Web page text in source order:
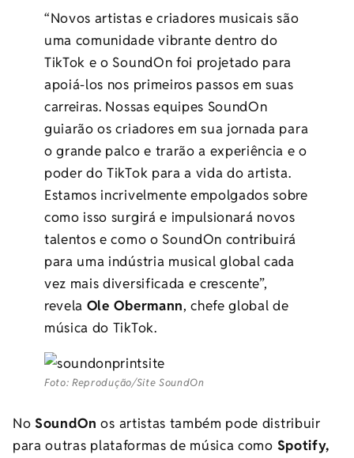
“Novos artistas e criadores musicais são
uma comunidade vibrante dentro do
TikTok e o SoundOn foi projetado para
apoiá-los nos primeiros passos em suas
carreiras. Nossas equipes SoundOn
guiarão os criadores em sua jornada para
o grande palco e trarão a experiência e o
poder do TikTok para a vida do artista.
Estamos incrivelmente empolgados sobre
como isso surgirá e impulsionará novos
talentos e como o SoundOn contribuirá
para uma indústria musical global cada
vez mais diversificada e crescente”,
revela Ole Obermann, chefe global de
música do TikTok.
Foto: Reprodução/Site SoundOn
NoSoundOn os artistas também pode distribuir
para outras plataformas de música como Spotify,